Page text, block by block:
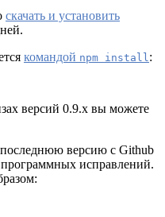
скачать и установить
командой npm install:
версий 0.9.х вы можете
последнюю версию с Github
исправлений.